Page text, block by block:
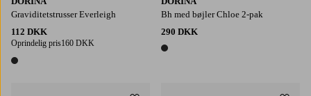
Graviditetstrusser Everleigh
112 DKK
Oprindelig pris160 DKK
1 farve
Bh med bøjler Chloe 2-pak
290 DKK
1 farve